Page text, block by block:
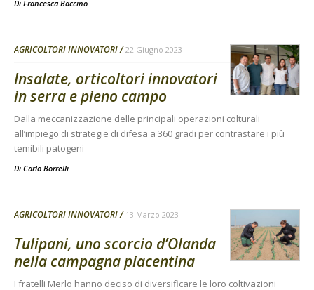
Di Francesca Baccino
AGRICOLTORI INNOVATORI 22 Giugno 2023
Insalate, orticoltori innovatori
in serra e pieno campo
Dalla meccanizzazione delle principali operazioni colturali
all’impiego di strategie di difesa a 360 gradi per contrastare i più
temibili patogeni
Di Carlo Borrelli
AGRICOLTORI INNOVATORI 13 Marzo 2023
Tulipani, uno scorcio d’Olanda
nella campagna piacentina
I fratelli Merlo hanno deciso di diversificare le loro coltivazioni